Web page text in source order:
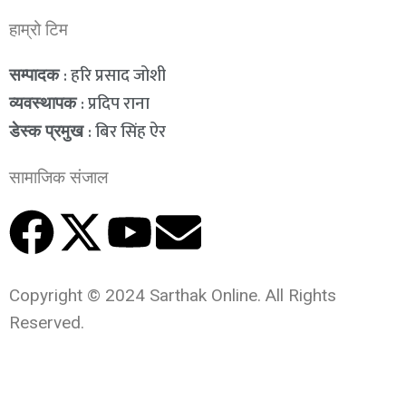
हाम्रो टिम
सम्पादक: हरि प्रसाद जोशी
व्यवस्थापक: प्रदिप राना
डेस्क प्रमुख : बिर सिंह ऐर
सामाजिक संजाल
Copyright © 2024 Sarthak Online. All Rights
Reserved.